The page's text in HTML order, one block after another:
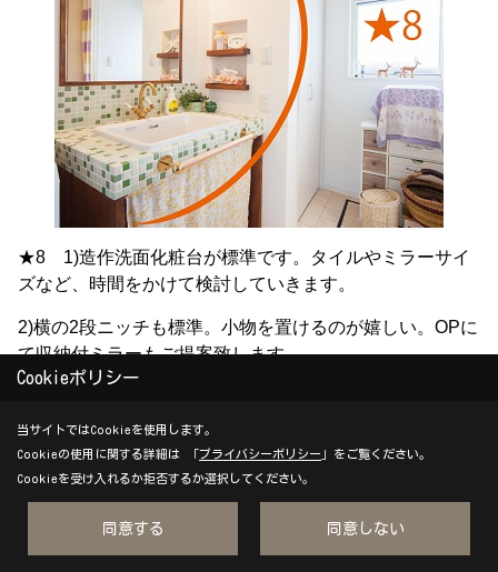
★8 1)造作洗面化粧台が標準です。タイルやミラーサイ
ズなど、時間をかけて検討していきます。
2)横の2段ニッチも標準。小物を置けるのが嬉しい。OPに
て収納付ミラーもご提案致します。
す。詳しい仕様は、お気軽にお問合せ下さい。
※仕様は予告なく変更する場合がございます。詳しい仕
Cookieポリシー
当サイトではCookieを使用します。
Cookieの使用に関する詳細は 「プライバシーポリシー 」をご覧ください。
Cookieを受け入れるか拒否するか選択してください。
同意する 同意しない